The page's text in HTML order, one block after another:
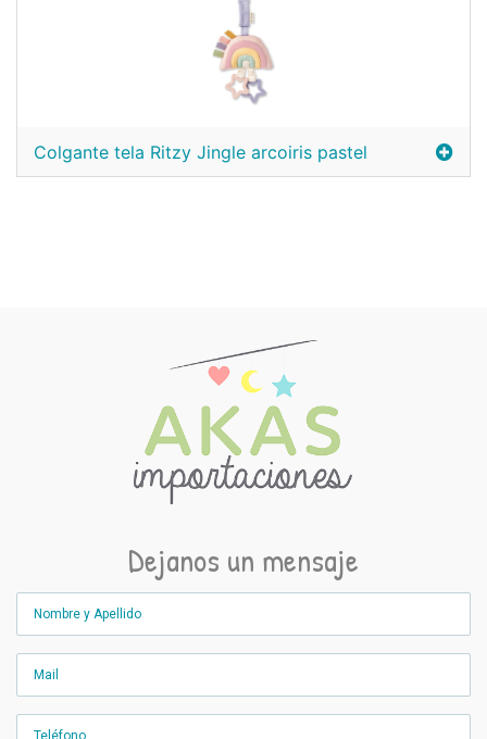
Colgante tela Ritzy Jingle arcoiris pastel
Dejanos un mensaje